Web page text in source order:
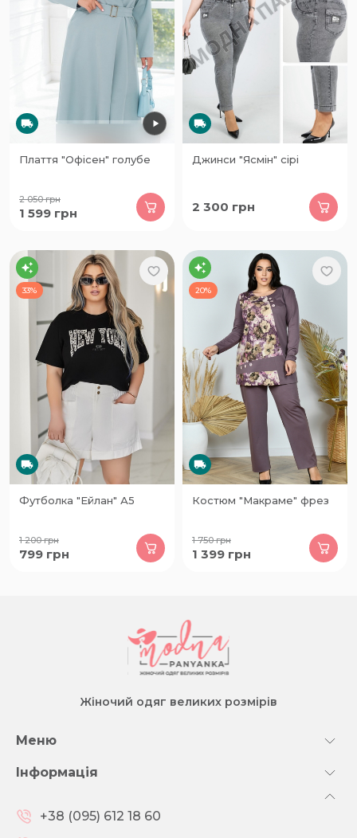
Плаття "Офісен" голубе
2 050грн
1 599 грн
Джинси "Ясмін" сірі
2 300 грн
33%
Футболка "Ейлан" А5
1 200грн
799 грн
20%
Костюм "Макраме" фрез
1 750грн
1 399 грн
Жіночий одяг великих розмірів
Меню
Інформація
+38 (095) 612 18 60